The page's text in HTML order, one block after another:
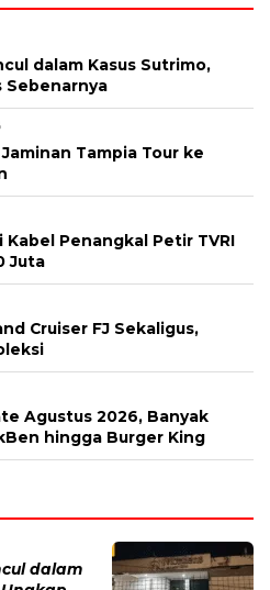
Kabel Penangkal Petir TVRI
Juta
Cruiser FJ Sekaligus,
Agustus 2026, Banyak
hingga Burger King
dalam
Ungkap
Irianto
Haru